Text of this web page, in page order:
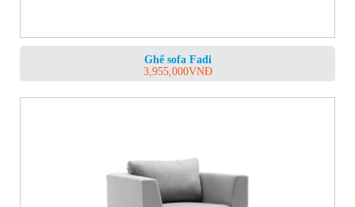
Ghế sofa Fadi
3,955,000VNĐ